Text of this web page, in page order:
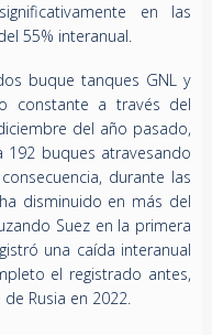
en las
55% interanual.
buque tanques GNL y
constante a través del
del año pasado,
buques atravesando
durante las
disminuido en más del
Suez en la primera
una caída interanual
el registrado antes,
Rusia en 2022.